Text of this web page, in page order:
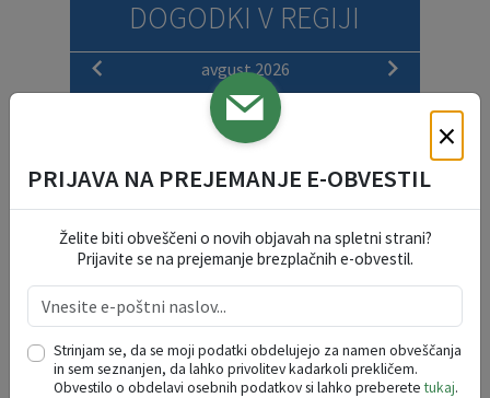
DOGODKI V REGIJI
avgust 2026
če
17
19 20
23
24
25 26 27 28 29
30
31
1 2 3 4 5 6
×
PRIJAVA NA PREJEMANJE E-OBVESTIL
Želite biti obveščeni o novih objavah na spletni strani?
Prijavite se na prejemanje brezplačnih e-obvestil.
Strinjam se, da se moji podatki obdelujejo za namen obveščanja
in sem seznanjen, da lahko privolitev kadarkoli prekličem.
Obvestilo o obdelavi osebnih podatkov si lahko preberetetukaj.